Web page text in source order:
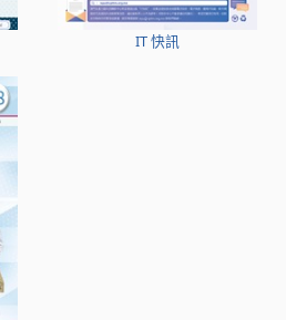
IT 快訊